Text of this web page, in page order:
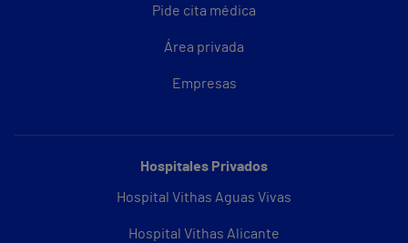
Pide cita médica
Área privada
Empresas
Hospitales Privados
Hospital Vithas Aguas Vivas
Hospital Vithas Alicante